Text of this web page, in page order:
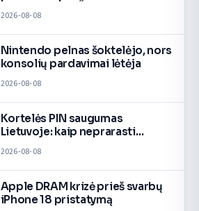
2026-08-08
Nintendo pelnas šoktelėjo, nors
konsolių pardavimai lėtėja
2026-08-08
Kortelės PIN saugumas
Lietuvoje: kaip neprarasti
2026-08-08
Apple DRAM krizė prieš svarbų
iPhone 18 pristatymą